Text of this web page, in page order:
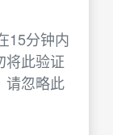
15分钟内
将此验证
请忽略此